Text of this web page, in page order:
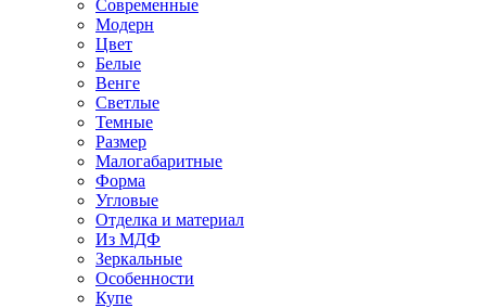
Современные
Модерн
Цвет
Белые
Венге
Светлые
Темные
Размер
Малогабаритные
Форма
Угловые
Отделка и материал
Из МДФ
Зеркальные
Особенности
Купе